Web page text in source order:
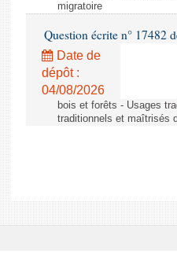
migratoire
Question écrite n° 17482
Date de
dépôt :
04/08/2026
bois et forêts - Usages
traditionnels et maîtrisés